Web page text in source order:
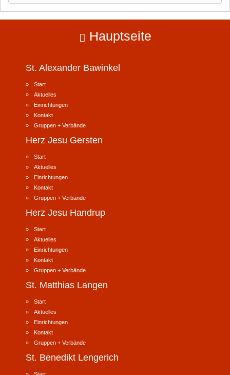
Hauptseite
St. Alexander Bawinkel
Start
Aktuelles
Einrichtungen
Kontakt
Gruppen + Verbände
Herz Jesu Gersten
Start
Aktuelles
Einrichtungen
Kontakt
Gruppen + Verbände
Herz Jesu Handrup
Start
Aktuelles
Einrichtungen
Kontakt
Gruppen + Verbände
St. Matthias Langen
Start
Aktuelles
Einrichtungen
Kontakt
Gruppen + Verbände
St. Benedikt Lengerich